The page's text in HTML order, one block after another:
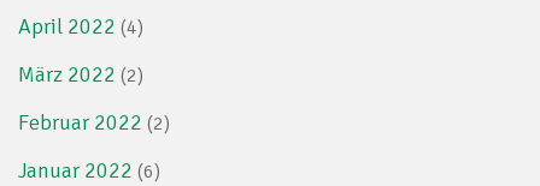
April 2022 (4)
März 2022 (2)
Februar 2022 (2)
Januar 2022 (6)